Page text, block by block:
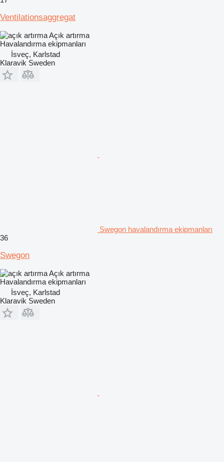
Ventilationsaggregat
Açık artırma
Havalandırma ekipmanları
İsveç, Karlstad
Klaravik Sweden
Swegon havalandırma ekipmanları
36
Swegon
Açık artırma
Havalandırma ekipmanları
İsveç, Karlstad
Klaravik Sweden